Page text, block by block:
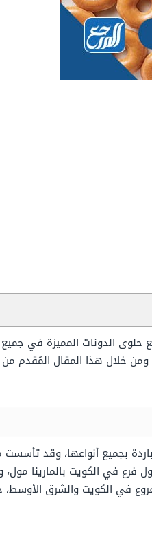
الدونات المميزة في جميع
خلال هذا المقال المُقدم من
وتم افتتاح أول فرع في الكويت
في الكويت والشرق